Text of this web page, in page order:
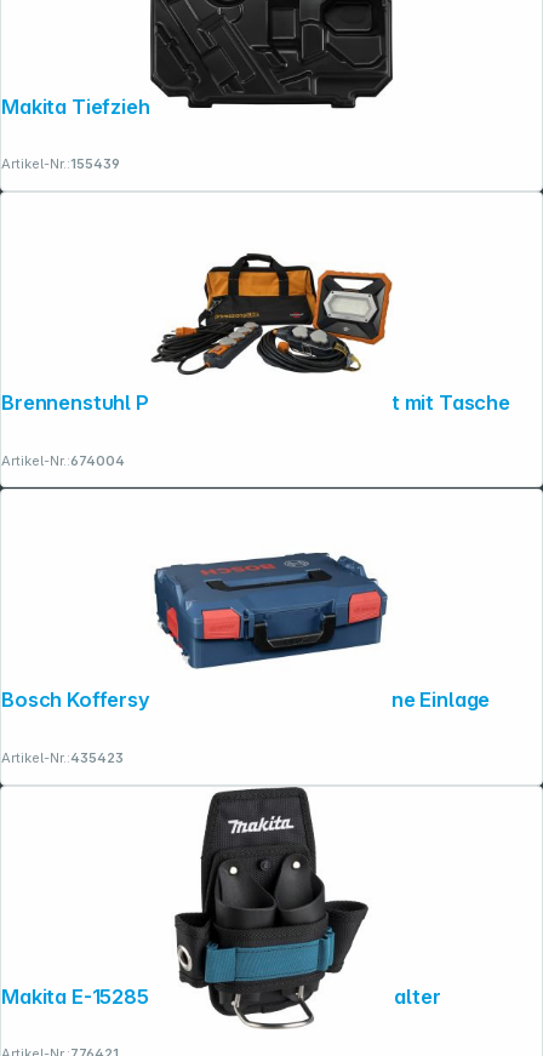
Makita Tiefziehteil f. MAKPAC 838542-2
Artikel-Nr.:155439
Brennenstuhl Profi Industriemontage-Set mit Tasche
Artikel-Nr.:674004
Bosch Koffersystem L-BOXX 136 Gr. 2 ohne Einlage
Artikel-Nr.:435423
Makita E-15285 Hammer- und Werkzeughalter